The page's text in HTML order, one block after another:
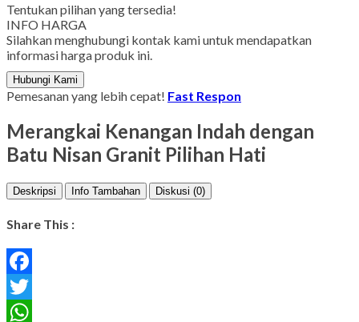
Tentukan pilihan yang tersedia!
INFO HARGA
Silahkan menghubungi kontak kami untuk mendapatkan
informasi harga produk ini.
Hubungi Kami
Pemesanan yang lebih cepat! Fast Respon
Merangkai Kenangan Indah dengan
Batu Nisan Granit Pilihan Hati
Deskripsi Info Tambahan Diskusi (0)
Share This :
Facebook
Twitter